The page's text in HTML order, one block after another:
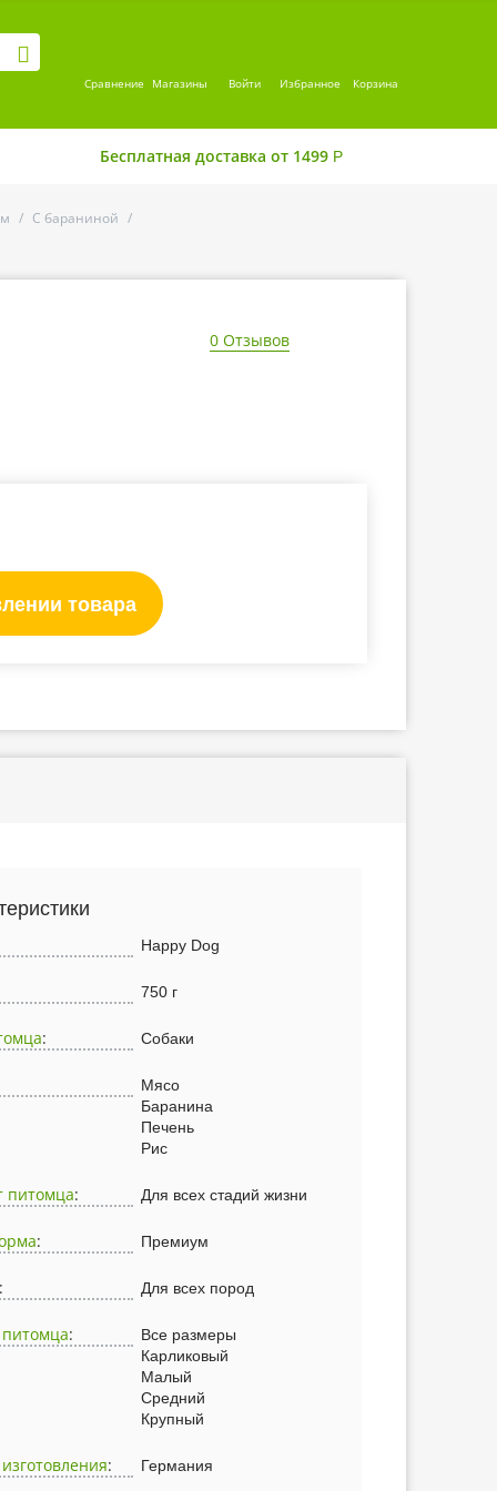
Сравнение Магазины Войти Избранное Корзина
Бесплатная доставка от 1499 Р
/ С бараниной /
0 Отзывов
товара
Happy Dog
750 г
: Собаки
Мясо
Баранина
Печень
Рис
питомца: Для всех стадий жизни
: Премиум
: Для всех пород
:
Все размеры
Карликовый
Малый
Средний
Крупный
: Германия